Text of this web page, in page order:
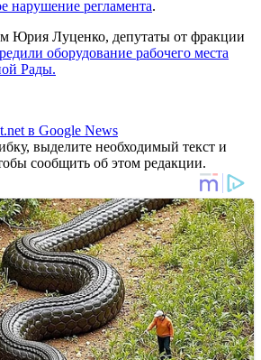
нарушение регламента.
Юрия Луценко, депутаты от фракции
оборудование рабочего места
Рады.
в Google News
выделите необходимый текст и
сообщить об этом редакции.